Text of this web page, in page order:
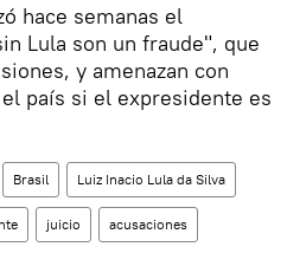
hace semanas el
Lula son un fraude", que
y amenazan con
país si el expresidente es
Brasil Luiz Inacio Lula da Silva
juicio acusaciones